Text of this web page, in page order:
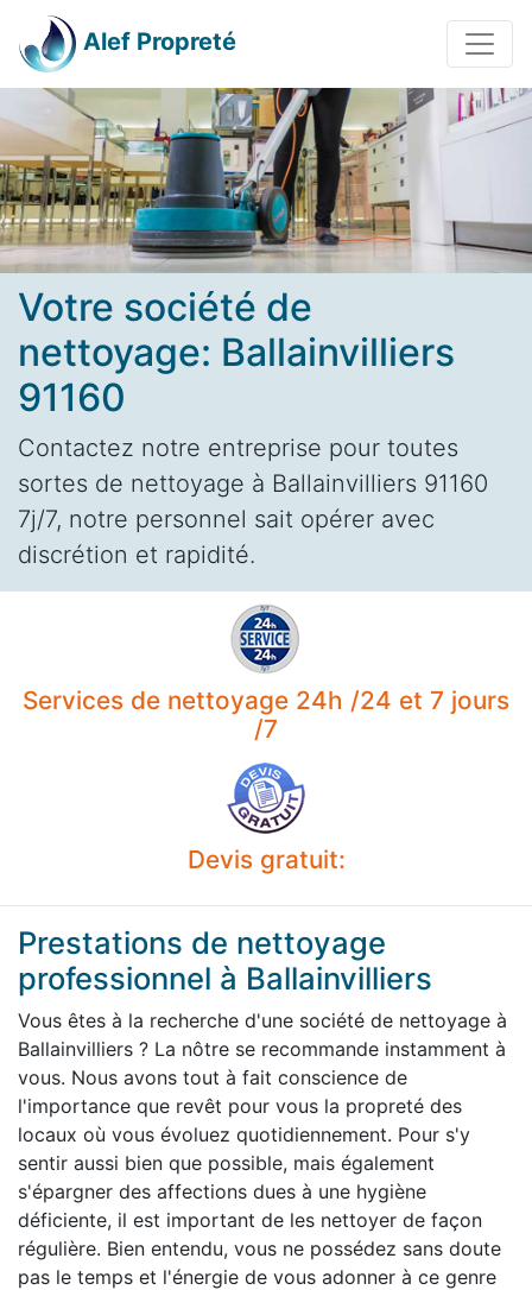
Alef Propreté
Votre société de
nettoyage: Ballainvilliers
91160
Contactez notre entreprise pour toutes
sortes de nettoyage à Ballainvilliers 91160
7j/7, notre personnel sait opérer avec
discrétion et rapidité.
Services de nettoyage 24h /24 et 7 jours
/7
Devis gratuit:
Prestations de nettoyage
professionnel à Ballainvilliers
Vous êtes à la recherche d'une société de nettoyage à
Ballainvilliers ? La nôtre se recommande instamment à
vous. Nous avons tout à fait conscience de
l'importance que revêt pour vous la propreté des
locaux où vous évoluez quotidiennement. Pour s'y
sentir aussi bien que possible, mais également
s'épargner des affections dues à une hygiène
déficiente, il est important de les nettoyer de façon
régulière. Bien entendu, vous ne possédez sans doute
pas le temps et l'énergie de vous adonner à ce genre